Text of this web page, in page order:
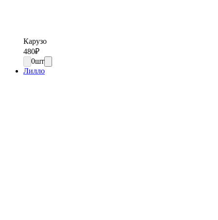
Карузо
480₽
0шт
Лилло